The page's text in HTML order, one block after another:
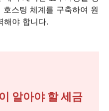
스팅 체계를 구축하여 원
해야 합니다.
알아야 할 세금